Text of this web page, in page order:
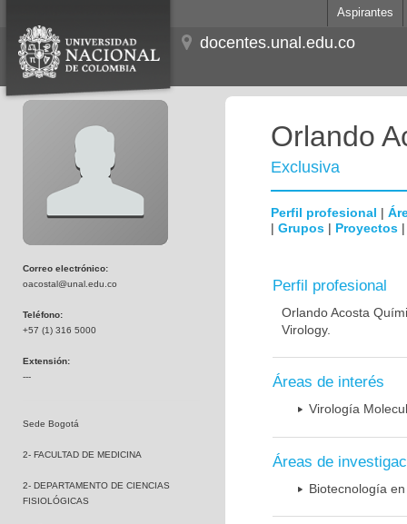
Aspirantes
docentes.unal.edu.co
Correo electrónico:
oacostal@unal.edu.co
Teléfono:
+57 (1) 316 5000
Extensión:
---
Sede Bogotá
2- FACULTAD DE MEDICINA
2- DEPARTAMENTO DE CIENCIAS
FISIOLÓGICAS
Orlando
Exclusiva
Perfil profesional |
| Grupos | Proyectos
Perfil profesional
Orlando Acosta
Virology.
Áreas de interés
Virología
Áreas de
Biotecnología